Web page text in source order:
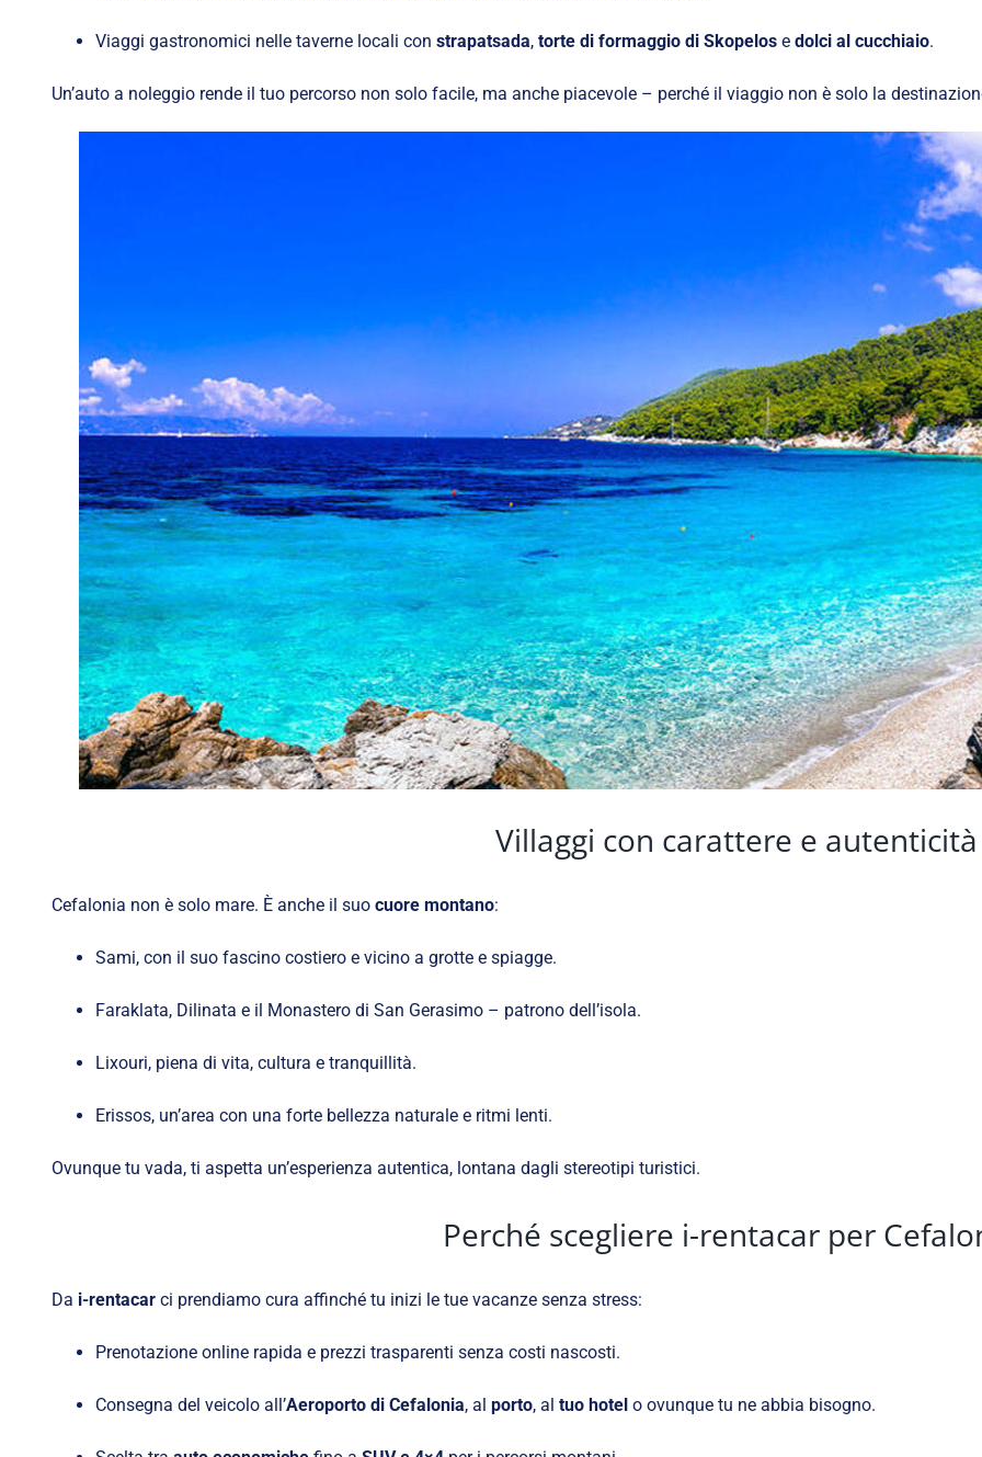
Viaggi gastronomici nelle taverne locali con strapatsada, torte di formaggio di Skopelose dolci al cucchiaio.
Un’auto a noleggio rende il tuo percorso non solo facile, ma anche piacevole – perché il viaggio non è solo la
Villaggi con carattere e autenticità
Cefalonia non è solo mare. È anche il suo cuore montano:
Sami, con il suo fascino costiero e vicino a grotte e spiagge.
Faraklata, Dilinata e il Monastero di San Gerasimo – patrono dell’isola.
Lixouri, piena di vita, cultura e tranquillità.
Erissos, un’area con una forte bellezza naturale e ritmi lenti.
Ovunque tu vada, ti aspetta un’esperienza autentica, lontana dagli stereotipi turistici.
Perché scegliere i-rentacar per
Da i-rentacarci prendiamo cura affinché tu inizi le tue vacanze senza stress:
Prenotazione online rapida e prezzi trasparenti senza costi nascosti.
Consegna del veicolo all’Aeroporto di Cefalonia, al porto, al tuo hotelo ovunque tu ne abbia bisogno.